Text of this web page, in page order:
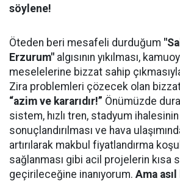
söylene!
Öteden beri mesafeli durduğum
Erzurum" algısının yıkılması,
meselelerine bizzat sahip
Zira problemleri çözecek olan
“azim ve kararıdır!” Önümüzde
sistem, hızlı tren, stadyum ihalesinin
sonuçlandırılması ve hava
artırılarak makbul fiyatlandırma
sağlanması gibi acil projelerin kısa
geçirileceğine inanıyorum. Ama